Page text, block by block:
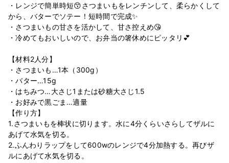
・レンジで簡単時短😙さつまいもをレンチンして、柔らかくして
から、バターでソテー！短時間で完成✨
・さつまいもの甘さを活かして、甘さ控えめ😘
・冷めてもおいしいので、お弁当の箸休めにピッタリ💕
【材料2人分】
・さつまいも…1本（300g）
・バター…15g
・はちみつ…大さじ1または砂糖大さじ1.5
・お好みで黒ごま…適量
【作り方】
1.さつまいもを棒状に切ります。水に4分くらいさらしてザルに
あげて水気を切る。
2.ふんわりラップをして600wのレンジで4分加熱する。再びザ
ルにあげて水気を切る。